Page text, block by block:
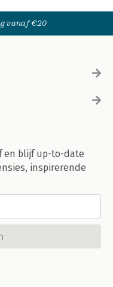
vanaf €20
en blijf up-to-date
inspirerende